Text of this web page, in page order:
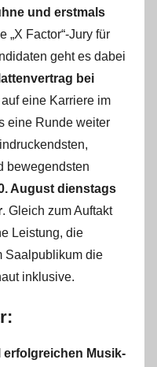
und erstmals
„X Factor“-Jury für
geht es dabei
bei
eine Karriere im
eine Runde weiter
bewegendsten
August dienstags
. Gleich zum Auftakt
Leistung, die
Saalpublikum die
inklusive.
erfolgreichen Musik-